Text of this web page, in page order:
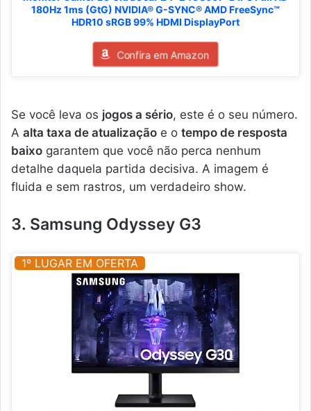
180Hz 1ms (GtG) NVIDIA® G-SYNC® AMD FreeSync™
HDR10 sRGB 99% HDMI DisplayPort
Confira em Amazon
Se você leva os jogos a sério, este é o seu número.
A alta taxa de atualização e o tempo de resposta
baixo garantem que você não perca nenhum
detalhe daquela partida decisiva. A imagem é
fluida e sem rastros, um verdadeiro show.
3. Samsung Odyssey G3
1º LUGAR EM OFERTA